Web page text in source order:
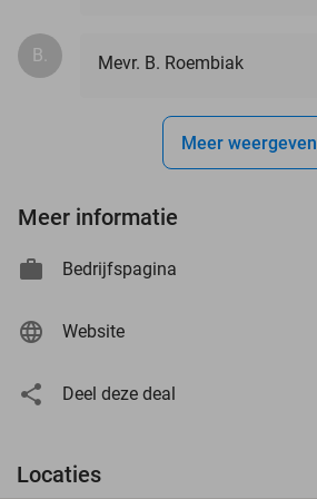
B. Mevr. B. Roembiak
Meer weergeven
Meer informatie
Bedrijfspagina
Website
Deel deze deal
Locaties